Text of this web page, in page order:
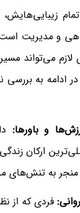
و مدیریت
می‌تواند
ادامه به
ارکان
منجر به تنش‌های
فردی که از